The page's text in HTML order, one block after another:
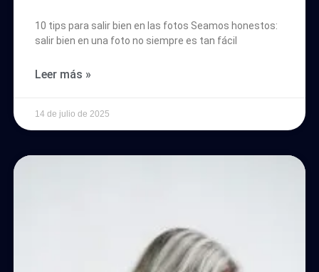
10 tips para salir bien en las fotos Seamos honestos:
salir bien en una foto no siempre es tan fácil
Leer más »
14 de julio de 2025